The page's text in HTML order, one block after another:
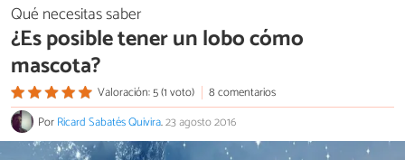
Qué necesitas saber
¿Es posible tener un lobo cómo
mascota?
Valoración: 5 (1 voto)
8 comentarios
PorRicard Sabatés Quivira.23 agosto 2016